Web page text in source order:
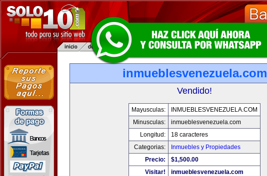
inmueblesvenezuela.com
Vendido!
Mayusculas:
INMUEBLESVENEZUELA.COM
Minusculas:
inmueblesvenezuela.com
Longitud:
18 caracteres
Categorias:
Inmuebles y Propiedades
Precio:
$1,500.00
Visitar!
inmueblesvenezuela.com